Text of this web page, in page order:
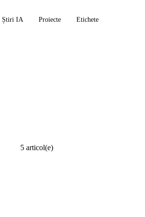
Știri IA Proiecte Etichete
5 articol(e)